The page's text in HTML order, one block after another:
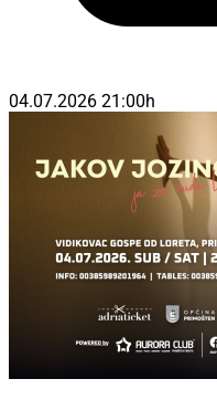
04.07.2026 21:00h